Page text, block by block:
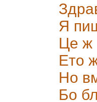
Я
Це ж
Ето
Но
Бо